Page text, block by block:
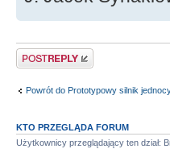
Odpowiedz
Powrót do Prototypowy silnik
KTO PRZEGLĄDA FORUM
Użytkownicy przeglądający ten dział: